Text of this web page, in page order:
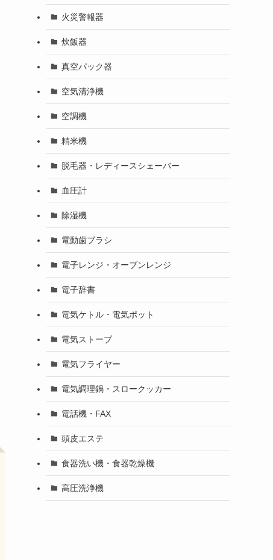
火災警報器
炊飯器
真空パック器
空気清浄機
空調機
精米機
脱毛器・レディースシェーバー
血圧計
除湿機
電動歯ブラシ
電子レンジ・オーブンレンジ
電子辞書
電気ケトル・電気ポット
電気ストーブ
電気フライヤー
電気調理鍋・スロークッカー
電話機・FAX
頭皮エステ
食器洗い機・食器乾燥機
高圧洗浄機